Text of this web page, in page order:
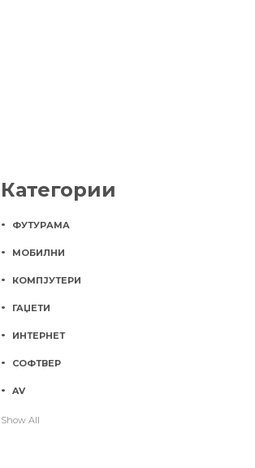
Категории
ФУТУРАМА
МОБИЛНИ
КОМПЈУТЕРИ
ГАЏЕТИ
ИНТЕРНЕТ
СОФТВЕР
AV
Show All